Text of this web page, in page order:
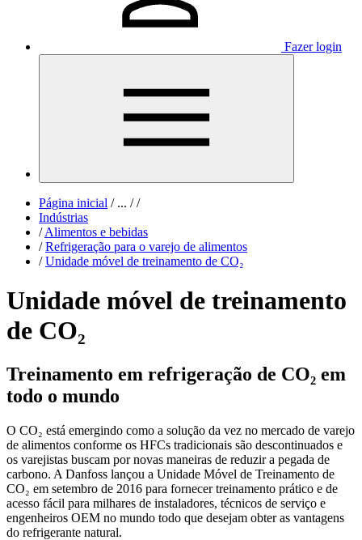
Fazer login
Página inicial /... / /
Indústrias
/ Alimentos e bebidas
/ Refrigeração para o varejo de alimentos
/ Unidade móvel de treinamento de CO₂
Unidade móvel de treinamento
de CO₂
Treinamento em refrigeração de CO₂ em
todo o mundo
O CO₂ está emergindo como a solução da vez no mercado de varejo
de alimentos conforme os HFCs tradicionais são descontinuados e
os varejistas buscam por novas maneiras de reduzir a pegada de
carbono. A Danfoss lançou a Unidade Móvel de Treinamento de
CO₂ em setembro de 2016 para fornecer treinamento prático e de
acesso fácil para milhares de instaladores, técnicos de serviço e
engenheiros OEM no mundo todo que desejam obter as vantagens
do refrigerante natural.